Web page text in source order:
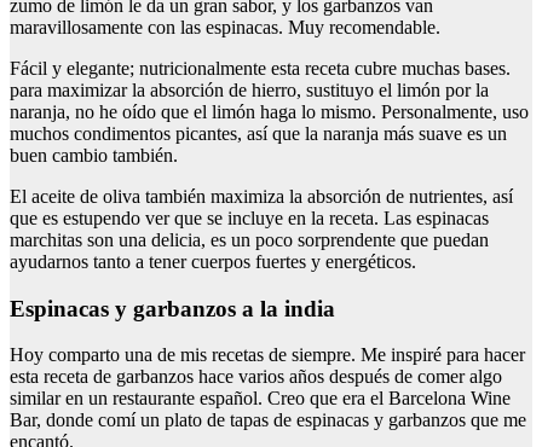
zumo de limón le da un gran sabor, y los garbanzos van
maravillosamente con las espinacas. Muy recomendable.
Fácil y elegante; nutricionalmente esta receta cubre muchas bases.
para maximizar la absorción de hierro, sustituyo el limón por la
naranja, no he oído que el limón haga lo mismo. Personalmente, uso
muchos condimentos picantes, así que la naranja más suave es un
buen cambio también.
El aceite de oliva también maximiza la absorción de nutrientes, así
que es estupendo ver que se incluye en la receta. Las espinacas
marchitas son una delicia, es un poco sorprendente que puedan
ayudarnos tanto a tener cuerpos fuertes y energéticos.
Espinacas y garbanzos a la india
Hoy comparto una de mis recetas de siempre. Me inspiré para hacer
esta receta de garbanzos hace varios años después de comer algo
similar en un restaurante español. Creo que era el Barcelona Wine
Bar, donde comí un plato de tapas de espinacas y garbanzos que me
encantó.